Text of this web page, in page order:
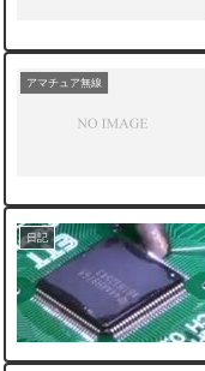
アマチュア無線
日記